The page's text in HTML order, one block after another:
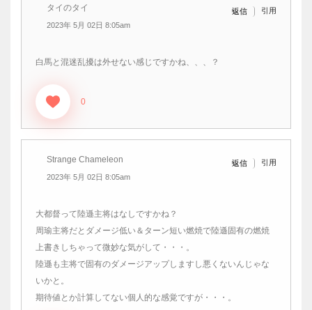
タイのタイ
2023年 5月 02日 8:05am
返信 引用
白馬と混迷乱擾は外せない感じですかね、、、？
0
Strange Chameleon
2023年 5月 02日 8:05am
返信 引用
大都督って陸遜主将はなしですかね？
周瑜主将だとダメージ低い＆ターン短い燃焼で陸遜固有の燃焼
上書きしちゃって微妙な気がして・・・。
陸遜も主将で固有のダメージアップしますし悪くないんじゃな
いかと。
期待値とか計算してない個人的な感覚ですが・・・。